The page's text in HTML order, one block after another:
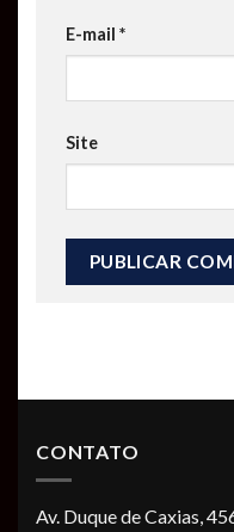
E-mail *
Site
CONTATO
Av. Duque de Caxias,